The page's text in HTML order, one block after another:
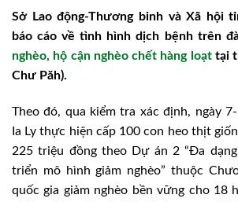
Sở Lao động-Thương binh và Xã hội
báo cáo về tình hình dịch bệnh trên
nghèo, hộ cận nghèo chết hàng loạttại
Chư Păh).
Theo đó, qua kiểm tra xác định, ngày
Ia Ly thực hiện cấp 100 con heo thịt
225 triệu đồng theo Dự án 2 “Đa
triển mô hình giảm nghèo” thuộc
quốc gia giảm nghèo bền vững cho 18